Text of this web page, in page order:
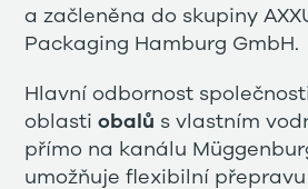
a začleněna do skupiny
Packaging Hamburg GmbH.
Hlavní odbornost
oblastiobalů s vlastním
přímo na kanálu
umožňuje flexibilní